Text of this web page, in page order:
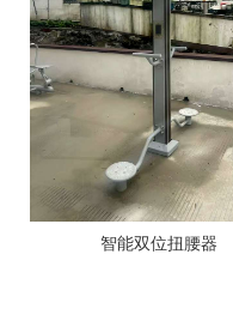
智能双位扭腰器